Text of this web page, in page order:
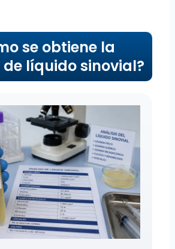
se obtiene la
líquido sinovial?